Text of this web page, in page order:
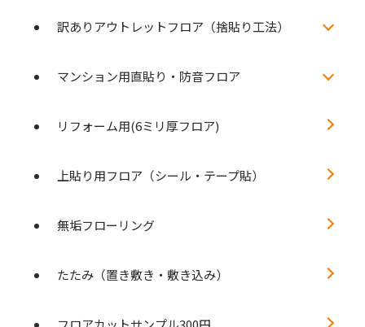
訳ありアウトレットフロア（捨貼り工法）
マンション用直貼り・防音フロア
リフォーム用(6ミリ厚フロア)
上貼り用フロア（シール・テープ貼）
無垢フローリング
たたみ（置き敷き・敷き込み）